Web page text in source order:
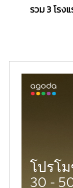
รวม 3 โรง